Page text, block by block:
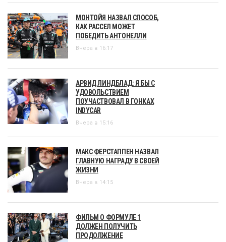
МОНТОЙЯ НАЗВАЛ СПОСОБ,
КАК РАССЕЛ МОЖЕТ
ПОБЕДИТЬ АНТОНЕЛЛИ
Вчера в 16:17
АРВИД ЛИНДБЛАД: Я БЫ С
УДОВОЛЬСТВИЕМ
ПОУЧАСТВОВАЛ В ГОНКАХ
INDYCAR
Вчера в 15:16
МАКС ФЕРСТАППЕН НАЗВАЛ
ГЛАВНУЮ НАГРАДУ В СВОЕЙ
ЖИЗНИ
Вчера в 14:15
ФИЛЬМ О ФОРМУЛЕ 1
ДОЛЖЕН ПОЛУЧИТЬ
ПРОДОЛЖЕНИЕ